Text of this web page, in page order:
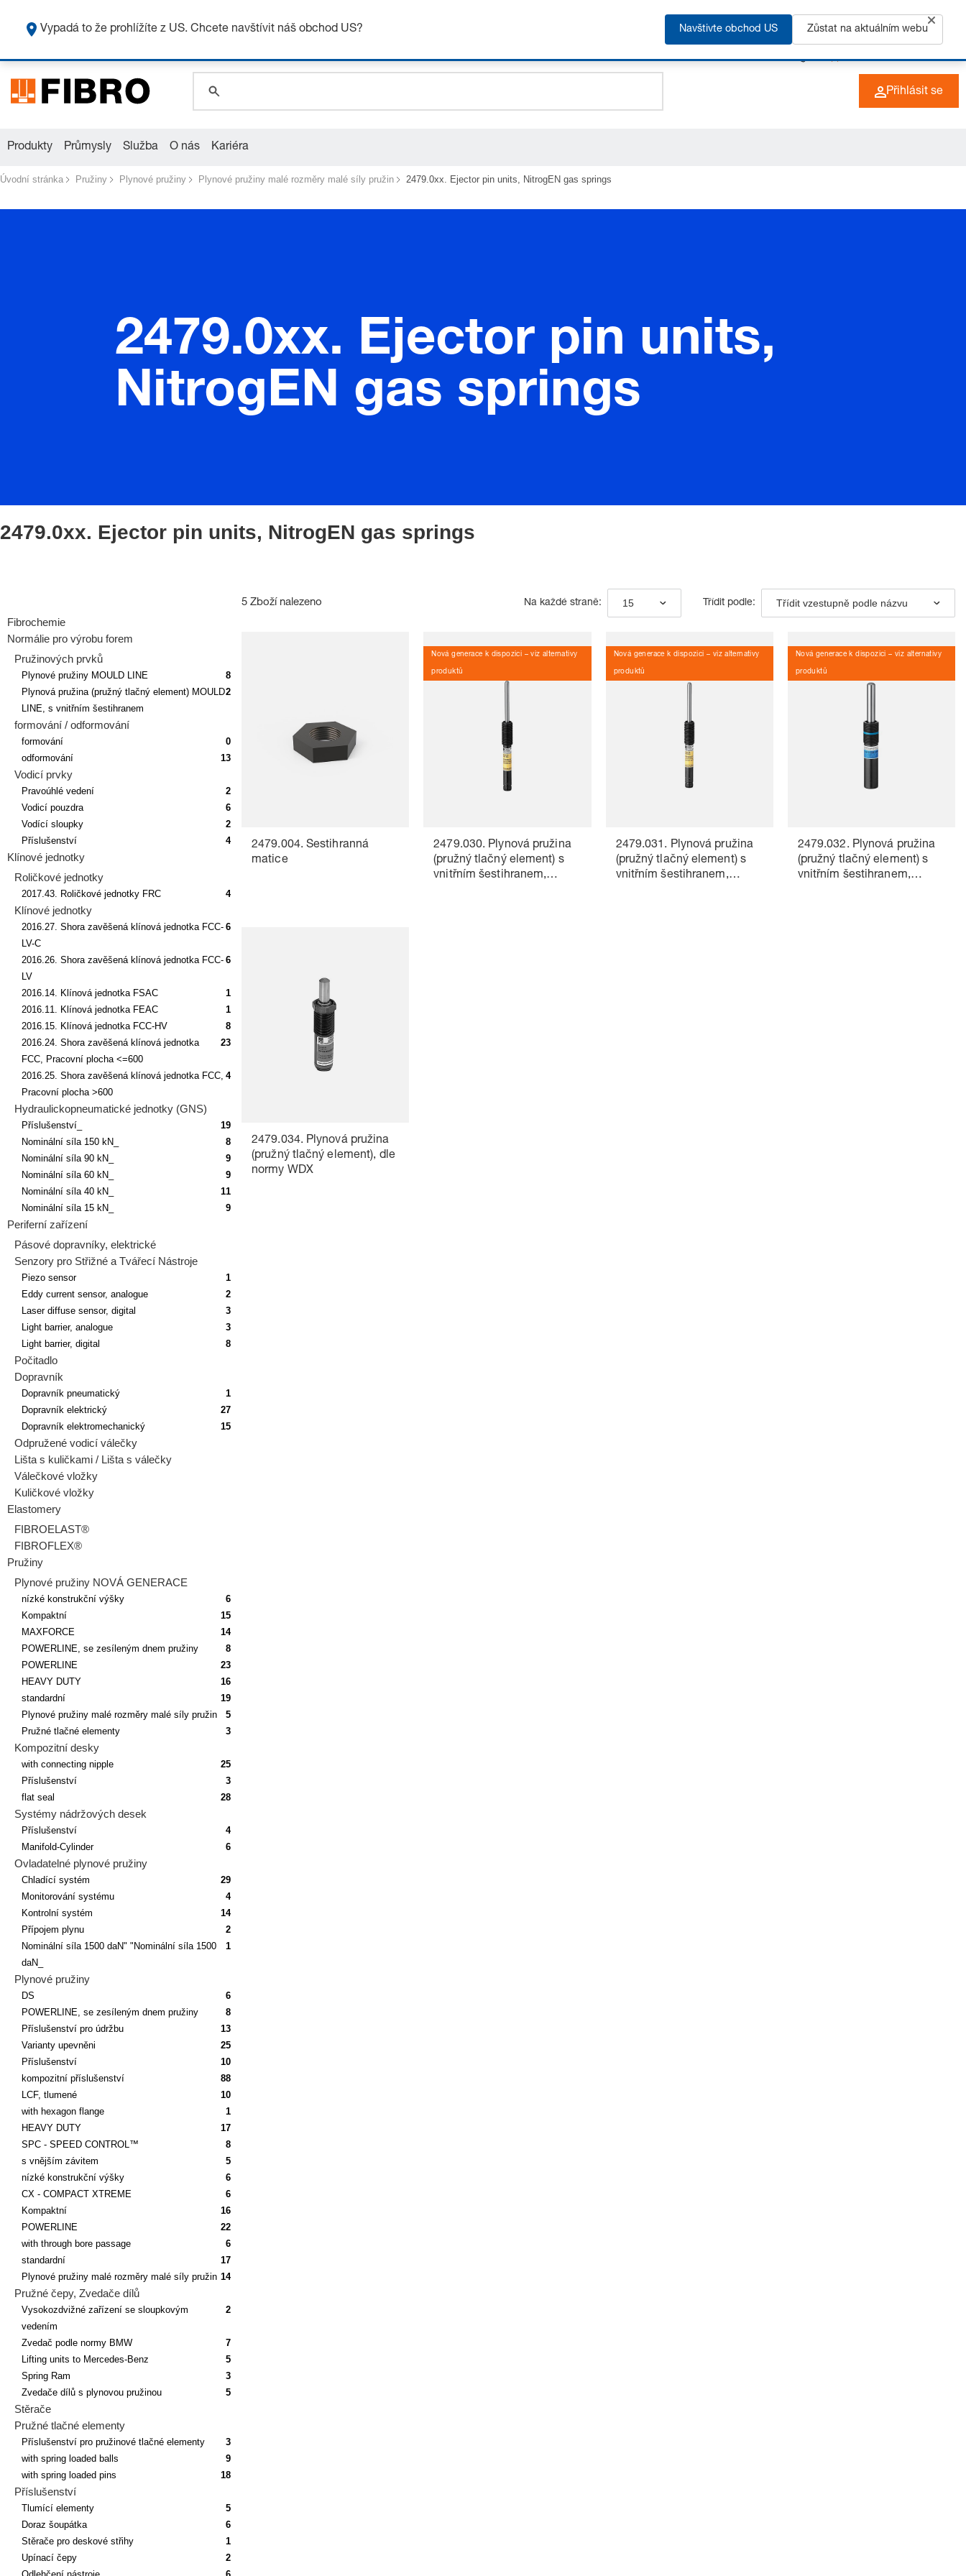
+49 (0) 6266 73-0 CZ
global.search.placeholder.category
Přihlásit se
Produkty Průmysly Služba O nás Kariéra
Úvodní stránka Pružiny Plynové pružiny Plynové pružiny malé rozměry malé síly pružin 2479.0xx. Ejector pin units, NitrogEN gas springs
2479.0xx. Ejector pin units,
NitrogEN gas springs
2479.0xx. Ejector pin units, NitrogEN gas springs
Fibrochemie
Normálie pro výrobu forem
Pružinových prvků
Plynové pružiny MOULD LINE
8
Plynová pružina (pružný tlačný element) MOULD
LINE, s vnitřním šestihranem
2
formování / odformování
formování
0
odformování
13
Vodicí prvky
Pravoúhlé vedení
2
Vodicí pouzdra
6
Vodící sloupky
2
Příslušenství
4
Klínové jednotky
Roličkové jednotky
2017.43. Roličkové jednotky FRC 4
Klínové jednotky
2016.27. Shora zavěšená klínová jednotka FCC-
LV-C
6
2016.26. Shora zavěšená klínová jednotka FCC-
LV
6
2016.14. Klínová jednotka FSAC
1
2016.11. Klínová jednotka FEAC
1
2016.15. Klínová jednotka FCC-HV
8
2016.24. Shora zavěšená klínová jednotka
FCC, Pracovní plocha <=600
23
2016.25. Shora zavěšená klínová jednotka FCC,
Pracovní plocha >600
4
Hydraulickopneumatické jednotky (GNS)
Příslušenství_
19
Nominální síla 150 kN_
8
Nominální síla 90 kN_
9
Nominální síla 60 kN_
9
Nominální síla 40 kN_
11
Nominální síla 15 kN_
9
Periferní zařízení
Pásové dopravníky, elektrické
Senzory pro Střižné a Tvářecí Nástroje
Piezo sensor
1
Eddy current sensor, analogue
2
Laser diffuse sensor, digital
3
Light barrier, analogue
3
Light barrier, digital
8
Počitadlo
Dopravník
Dopravník pneumatický
1
Dopravník elektrický
27
Dopravník elektromechanický
15
Odpružené vodicí válečky
Lišta s kuličkami / Lišta s válečky
Válečkové vložky
Kuličkové vložky
Elastomery
FIBROELAST®
FIBROFLEX®
Pružiny
Plynové pružiny NOVÁ GENERACE
nízké konstrukční výšky
6
Kompaktní
15
MAXFORCE
14
POWERLINE, se zesíleným dnem pružiny
8
POWERLINE
23
HEAVY DUTY
16
standardní
19
Plynové pružiny malé rozměry malé síly pružin
5
Pružné tlačné elementy
3
Kompozitní desky
with connecting nipple
25
Příslušenství
3
flat seal
28
Systémy nádržových desek
Příslušenství
4
Manifold-Cylinder
6
Ovladatelné plynové pružiny
Chladící systém
29
Monitorování systému
4
Kontrolní systém
14
Přípojem plynu
2
Nominální síla 1500 daN" "Nominální síla 1500
daN_
1
Plynové pružiny
DS
6
POWERLINE, se zesíleným dnem pružiny
8
Příslušenství pro údržbu
13
Varianty upevněni
25
Příslušenství
10
kompozitní příslušenství
88
LCF, tlumené
10
with hexagon flange
1
HEAVY DUTY
17
SPC - SPEED CONTROL™
8
s vnějším závitem
5
nízké konstrukční výšky
6
CX - COMPACT XTREME
6
Kompaktní
16
POWERLINE
22
with through bore passage
6
standardní
17
Plynové pružiny malé rozměry malé síly pružin 14
Pružné čepy, Zvedače dílů
Vysokozdvižné zařízení se sloupkovým
vedením
2
Zvedač podle normy BMW
7
Lifting units to Mercedes-Benz
5
Spring Ram
3
Zvedače dílů s plynovou pružinou
5
Stěrače
Pružné tlačné elementy
Příslušenství pro pružinové tlačné elementy
3
with spring loaded balls
9
with spring loaded pins
18
Příslušenství
Tlumící elementy
5
Doraz šoupátka
6
Stěrače pro deskové střihy
1
Upínací čepy
2
5 Zboží nalezeno Na každé straně: 15 Třídit podle: Třídit vzestupně podle názvu
2479.004. Šestihranná
matice
Nová generace k dispozici – viz alternativy
produktů
2479.030. Plynová pružina
(pružný tlačný element) s
vnitřním šestihranem,
Nová generace k dispozici – viz alternativy
produktů
2479.031. Plynová pružina
(pružný tlačný element) s
vnitřním šestihranem,
Nová generace k dispozici – viz alternativy
produktů
2479.032. Plynová pružina
(pružný tlačný element) s
vnitřním šestihranem,
2479.034. Plynová pružina
(pružný tlačný element), dle
normy WDX
Vypadá to že prohlížíte z US. Chcete navštívit náš obchod US? Navštivte obchod US Zůstat na aktuálním webu